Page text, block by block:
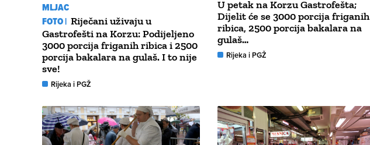
MLJAC
FOTO | Riječani uživaju u
Gastrofešti na Korzu: Podijeljeno
3000 porcija friganih ribica i 2500
porcija bakalara na gulaš. I to nije
sve!
Rijeka i PGŽ
U petak na Korzu Gastrofešta;
Dijelit će se 3000 porcija friganih
ribica, 2500 porcija bakalara na
gulaš…
Rijeka i PGŽ